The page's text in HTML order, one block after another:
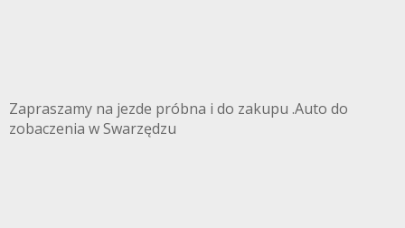
Zapraszamy na jezde próbna i do zakupu .Auto do
zobaczenia w Swarzędzu